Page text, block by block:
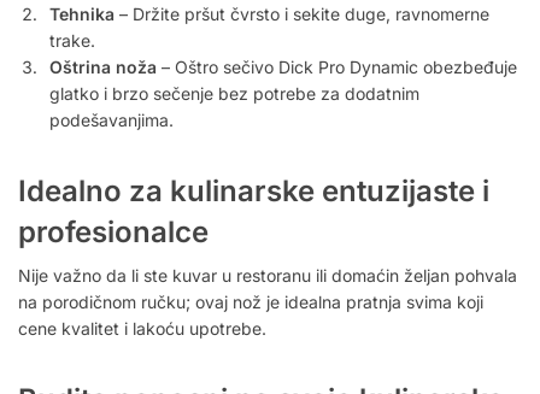
Tehnika – Držite pršut čvrsto i sekite duge, ravnomerne
trake.
Oštrina noža – Oštro sečivo Dick Pro Dynamic obezbeđuje
glatko i brzo sečenje bez potrebe za dodatnim
podešavanjima.
Idealno za kulinarske entuzijaste i
profesionalce
Nije važno da li ste kuvar u restoranu ili domaćin željan pohvala
na porodičnom ručku; ovaj nož je idealna pratnja svima koji
cene kvalitet i lakoću upotrebe.